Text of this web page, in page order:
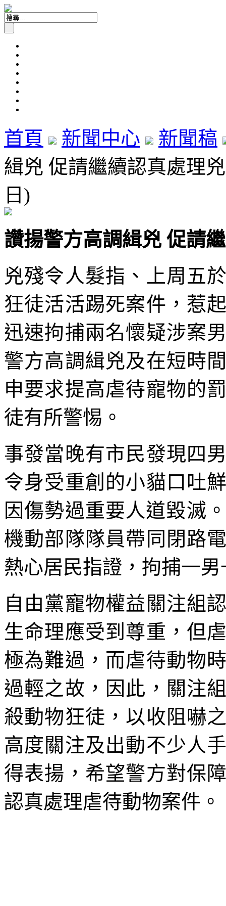
首頁 新聞中心
新聞稿
緝兇 促請繼續認真處理
日)
讚揚警方高調緝兇 促請
兇殘令人髮指、上周五
狂徒活活踢死案件，惹
迅速拘捕兩名懷疑涉案
警方高調緝兇及在短時
申要求提高虐待寵物的
徒有所警惕。
事發當晚有市民發現四
令身受重創的小貓口吐
因傷勢過重要人道毀滅
機動部隊隊員帶同閉路
熱心居民指證，拘捕一男
自由黨寵物權益關注組
生命理應受到尊重，但
極為難過，而虐待動物
過輕之故，因此，關注
殺動物狂徒，以收阻嚇
高度關注及出動不少人
得表揚，希望警方對保
認真處理虐待動物案件。